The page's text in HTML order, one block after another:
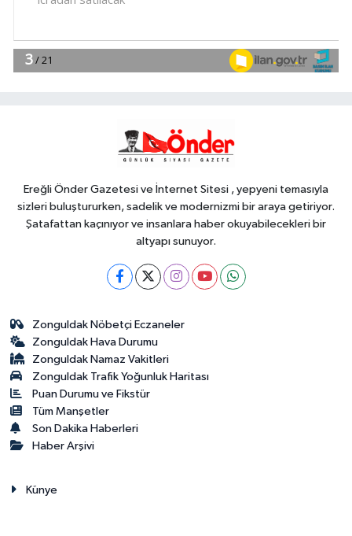
10:04
kurallarını öğreniyor
Ereğli Önder Gazetesi ve İnternet Sitesi , yepyeni temasıyla
sizleri buluştururken, sadelik ve modernizmi bir araya getiriyor.
Şatafattan kaçınıyor ve insanlara haber okuyabilecekleri bir
altyapı sunuyor.
Zonguldak Nöbetçi Eczaneler
Zonguldak Hava Durumu
Zonguldak Namaz Vakitleri
Zonguldak Trafik Yoğunluk Haritası
Puan Durumu ve Fikstür
Tüm Manşetler
Son Dakika Haberleri
Haber Arşivi
Künye